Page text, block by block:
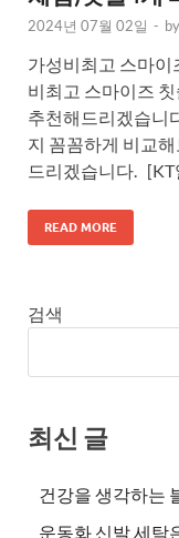
2024년 07월 02일 - by
가성비최고 스마
비최고 스마이즈
추천해드리겠습니
지 꼼꼼하게 비교
드리겠습니다. [KT
READ MORE
검색
최신 글
건강을 생각하는
운동화 신발 세탁